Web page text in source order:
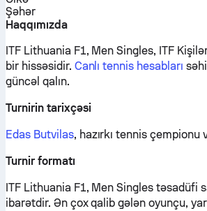
Şəhər
Haqqımızda
ITF Lithuania F1, Men Singles, ITF
bir hissəsidir. Canlı tennis hesabları
güncəl qalın.
Turnirin tarixçəsi
Edas Butvilas, hazırkı tennis çempionu
Turnir formatı
ITF Lithuania F1, Men Singles təsadüfi
ibarətdir. Ən çox qalib gələn oyunçu,